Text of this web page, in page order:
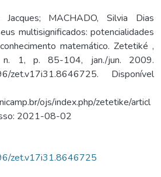
Jacques; MACHADO, Silvia Dias
multisignificados: potencialidades
matemático. Zetetiké ,
n. 1, p. 85-104, jan./jun. 2009.
zet.v17i31.8646725. Disponível
ojs/index.php/zetetike/articl
2021-08-02
zet.v17i31.8646725